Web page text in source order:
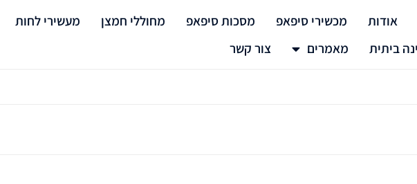
אודות מכשירי סיפאפ מסכות סיפאפ מחוללי חמצן
מעשירי לחות
ביתית
מאמרים צור קשר